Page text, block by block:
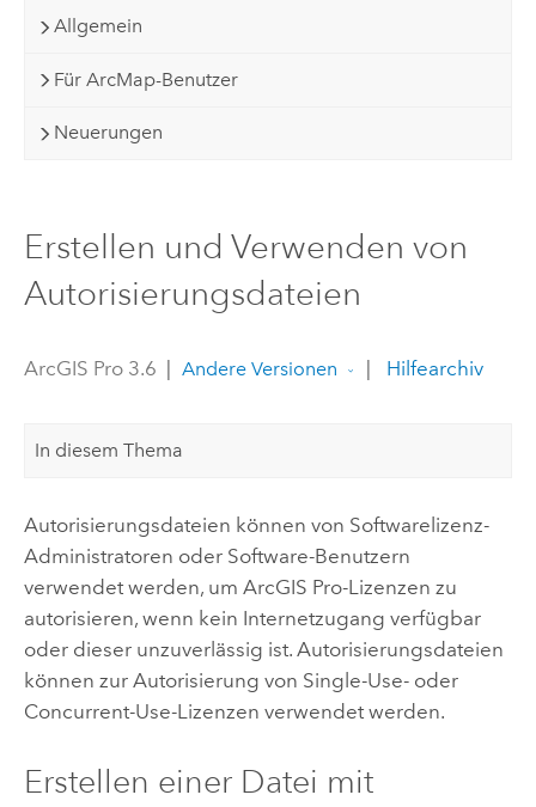
Allgemein
Für ArcMap-Benutzer
Neuerungen
Erstellen und Verwenden von
Autorisierungsdateien
ArcGIS Pro 3.6 Andere Versionen Hilfearchiv
In diesem Thema
Autorisierungsdateien können von Softwarelizenz-
Administratoren oder Software-Benutzern
verwendet werden, um ArcGIS Pro-Lizenzen zu
autorisieren, wenn kein Internetzugang verfügbar
oder dieser unzuverlässig ist. Autorisierungsdateien
können zur Autorisierung von Single-Use- oder
Concurrent-Use-Lizenzen verwendet werden.
Erstellen einer Datei mit